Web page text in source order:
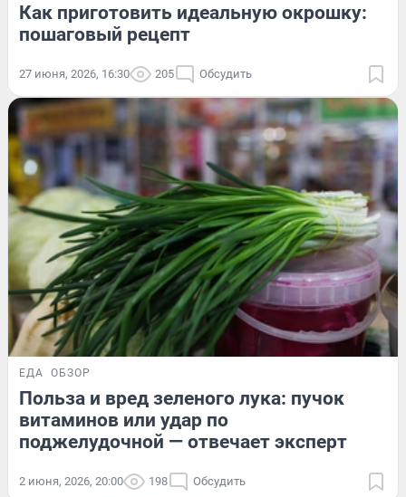
Как приготовить идеальную окрошку:
пошаговый рецепт
27 июня, 2026, 16:30 205 Обсудить
ЕДА ОБЗОР
Польза и вред зеленого лука: пучок
витаминов или удар по
поджелудочной — отвечает эксперт
2 июня, 2026, 20:00 198 Обсудить